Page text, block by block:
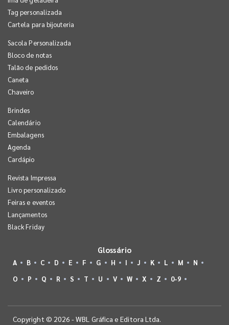
Tag personalizada
Cartela para bijouteria
Sacola Personalizada
Bloco de notas
Talão de pedidos
Caneta
Chaveiro
Brindes
Calendário
Embalagens
Agenda
Cardápio
Revista Impressa
Livro personalizado
Feiras e eventos
Lançamentos
Black Friday
Glossário
A B C D E F G H I J K L M
N
O
P Q R S T U V W X Z 0-9
Copyright © 2026 - WBL Gráfica e Editora Ltda.